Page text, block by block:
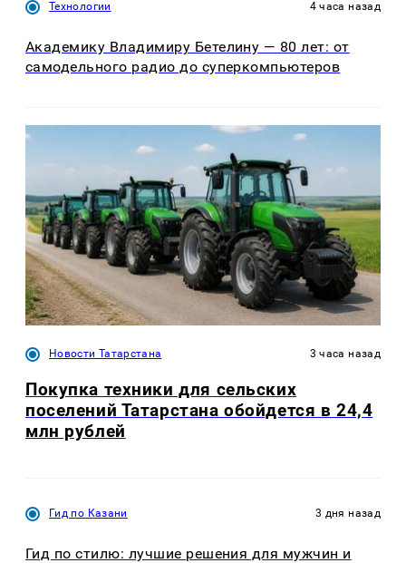
Технологии 4 часа назад
Академику Владимиру Бетелину — 80 лет: от
самодельного радио до суперкомпьютеров
Новости Татарстана 3 часа назад
Покупка техники для сельских
поселений Татарстана обойдется в 24,4
млн рублей
Гид по Казани 3 дня назад
Гид по стилю: лучшие решения для мужчин и